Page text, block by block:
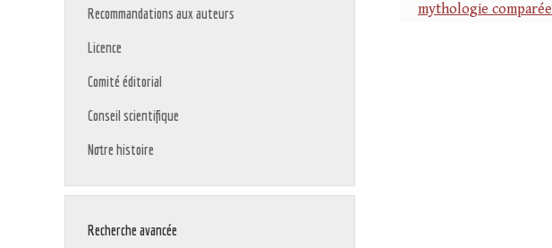
mythologie comparée
Recommandations aux auteurs
Licence
Comité éditorial
Conseil scientifique
Notre histoire
Recherche avancée